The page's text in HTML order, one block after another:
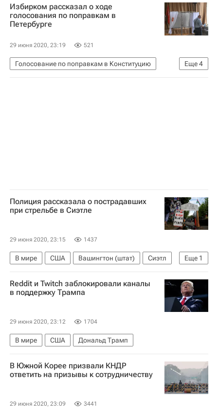
Избирком рассказал о ходе
голосования по поправкам в
Петербурге
29 июня 2020, 23:19 521
Еще4
Голосование по поправкам в Конституцию
Общество
Конституция
Санкт-Петербург
Полиция рассказала о пострадавших
при стрельбе в Сиэтле
29 июня 2020, 23:15 1437
Еще 1
В мире США Вашингтон (штат)
Сиэтл
Беспорядки в США из-за убийства афроамериканца
Reddit и Twitch заблокировали каналы
в поддержку Трампа
29 июня 2020, 23:12 1704
В мире США Дональд Трамп
В Южной Корее призвали КНДР
ответить на призывы к сотрудничеству
29 июня 2020, 23:09 3441